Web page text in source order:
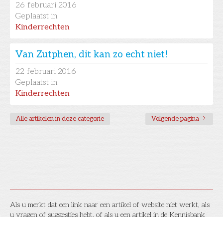
Als u merkt dat een link naar een artikel of website niet werkt, als
u vragen of suggesties hebt, of als u een artikel in de Kennisbank
26 februari 2016
Geplaatst in
Kinderrechten
Van Zutphen, dit kan zo echt niet!
22 februari 2016
Geplaatst in
Kinderrechten
Alle artikelen in deze categorie Volgende pagina